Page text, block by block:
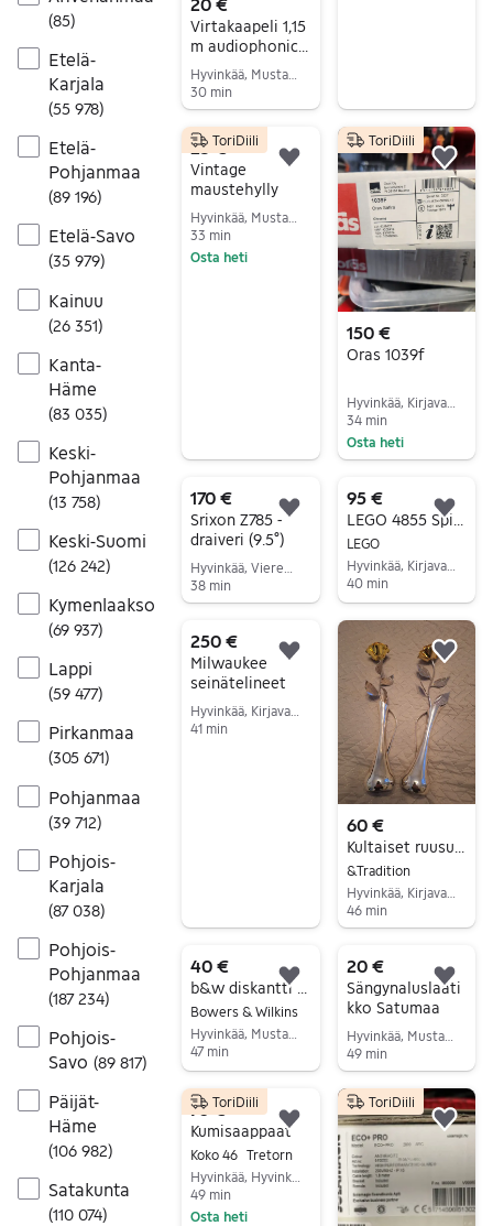
(85)
Etelä-
Karjala
(55 978)
Etelä-
Pohjanmaa
(89 196)
Etelä-Savo
(35 979)
Kainuu
(26 351)
Kanta-
Häme
(83 035)
Keski-
Pohjanmaa
(13 758)
Keski-Suomi
(126 242)
Kymenlaakso
(69 937)
Lappi
(59 477)
Pirkanmaa
(305 671)
Pohjanmaa
(39 712)
Pohjois-
Karjala
(87 038)
Pohjois-
Pohjanmaa
(187 234)
Pohjois-
Savo (89 817)
Päijät-
Häme
(106 982)
Satakunta
(110 074)
20 €
Virtakaapeli 1,15
m audiophonics
olflex 3x2,5mm2
30 min
25 €
Vintage
maustehylly
33 min
Osta heti
ToriDiili
Lisää suosikiksi.
150 €
Oras 1039f
Hyvinkää, Kirjavatolppa-Kruununpuisto, Uusimaa
34 min
Osta heti
ToriDiili
170 €
Srixon Z785 -
draiveri (9.5°)
38 min
Lisää suosikiksi.
95 €
LEGO
Hyvinkää, Kirjavatolppa-Kruununpuisto, Uusimaa
40 min
Siirry ilmoitukseen
250 €
Milwaukee
seinätelineet
41 min
Lisää suosikiksi.
60 €
&Tradition
Hyvinkää, Kirjavatolppa-Kruununpuisto, Uusimaa
46 min
40 €
Bowers & Wilkins
47 min
Lisää suosikiksi.
Siirry ilmoitukseen
20 €
Sängynaluslaati
kko Satumaa
Hyvinkää, Mustamännistö, Uusimaa
49 min
70 €
Kumisaappaat
Koko 46 Tretorn
49 min
Osta heti
ToriDiili
Lisää suosikiksi.
ToriDiili